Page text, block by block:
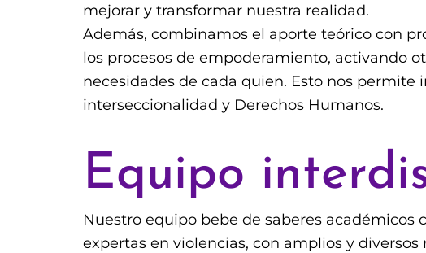
mejorar y transformar nuestra realidad.
Además, combinamos el aporte teórico con
los procesos de empoderamiento, activando
necesidades de cada quien. Esto nos
interseccionalidad y Derechos Humanos.
Equipo
Nuestro equipo bebe de saberes académicos
expertas en violencias, con amplios y